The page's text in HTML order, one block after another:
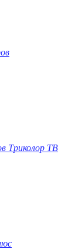
Триколор ТВ